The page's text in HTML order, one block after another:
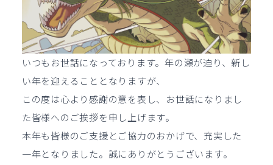
いつもお世話になっております。年の瀬が迫り、新し
い年を迎えることとなりますが、
この度は心より感謝の意を表し、お世話になりまし
た皆様へのご挨拶を申し上げます。
本年も皆様のご支援とご協力のおかげで、充実した
一年となりました。誠にありがとうございます。